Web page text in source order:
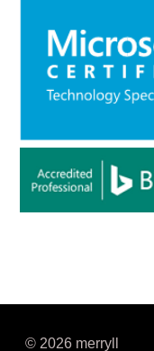
© 2026 merryll